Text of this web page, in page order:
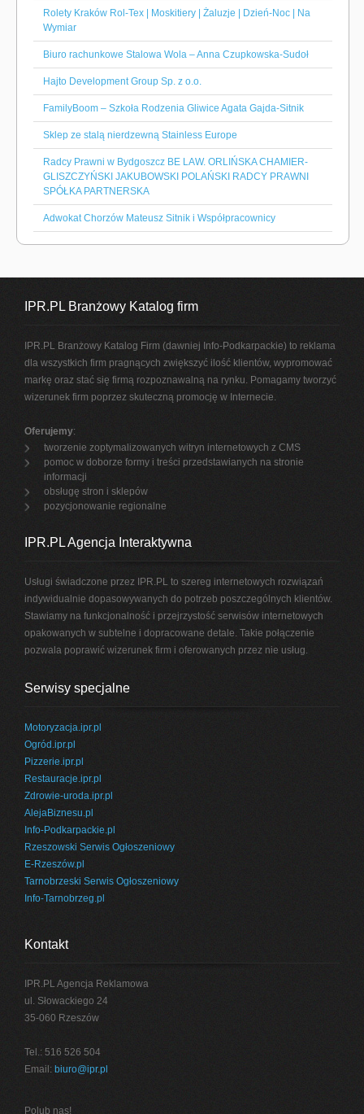
Rolety Kraków Rol-Tex | Moskitiery | Żaluzje | Dzień-Noc | Na
Wymiar
Biuro rachunkowe Stalowa Wola – Anna Czupkowska-Sudoł
Hajto Development Group Sp. z o.o.
FamilyBoom – Szkoła Rodzenia Gliwice Agata Gajda-Sitnik
Sklep ze stalą nierdzewną Stainless Europe
Radcy Prawni w Bydgoszcz BE LAW. ORLIŃSKA CHAMIER-
GLISZCZYŃSKI JAKUBOWSKI POLAŃSKI RADCY PRAWNI
SPÓŁKA PARTNERSKA
Adwokat Chorzów Mateusz Sitnik i Współpracownicy
IPR.PL Branżowy Katalog firm
IPR.PL Branżowy Katalog Firm (dawniej Info-Podkarpackie) to reklama
dla wszystkich firm pragnących zwiększyć ilość klientów, wypromować
markę oraz stać się firmą rozpoznawalną na rynku. Pomagamy tworzyć
wizerunek firm poprzez skuteczną promocję w Internecie.
Oferujemy:
tworzenie zoptymalizowanych witryn internetowych z CMS
pomoc w doborze formy i treści przedstawianych na stronie
informacji
obsługę stron i sklepów
pozycjonowanie regionalne
IPR.PL Agencja Interaktywna
Usługi świadczone przez IPR.PL to szereg internetowych rozwiązań
indywidualnie dopasowywanych do potrzeb poszczególnych klientów.
Stawiamy na funkcjonalność i przejrzystość serwisów internetowych
opakowanych w subtelne i dopracowane detale. Takie połączenie
pozwala poprawić wizerunek firm i oferowanych przez nie usług.
Serwisy specjalne
Motoryzacja.ipr.pl
Ogród.ipr.pl
Pizzerie.ipr.pl
Restauracje.ipr.pl
Zdrowie-uroda.ipr.pl
AlejaBiznesu.pl
Info-Podkarpackie.pl
Rzeszowski Serwis Ogłoszeniowy
E-Rzeszów.pl
Tarnobrzeski Serwis Ogłoszeniowy
Info-Tarnobrzeg.pl
Kontakt
IPR.PL Agencja Reklamowa
ul. Słowackiego 24
35-060 Rzeszów
Tel.: 516 526 504
Email: biuro@ipr.pl
Polub nas!